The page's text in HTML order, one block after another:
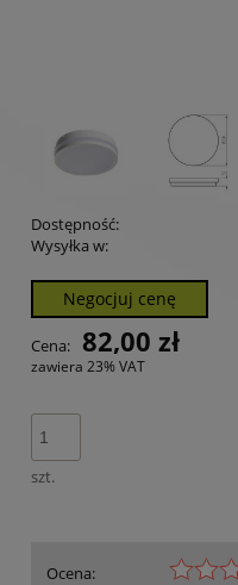
Dostępność:
Wysyłka w:
Negocjuj cenę
Cena: 82,00 zł
zawiera 23% VAT
szt.
Ocena: